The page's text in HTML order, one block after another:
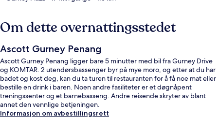
Om dette overnattingsstedet
Ascott Gurney Penang
Ascott Gurney Penang ligger bare 5 minutter med bil fra Gurney Drive
og KOMTAR. 2 utendørsbassenger byr på mye moro, og etter at du har
badet og kost deg, kan du ta turen til restauranten for å få noe mat eller
bestille en drink i baren. Noen andre fasiliteter er et døgnåpent
treningssenter og et barnebasseng. Andre reisende skryter av blant
annet den vennlige betjeningen.
Informasjon om avbestillingsrett